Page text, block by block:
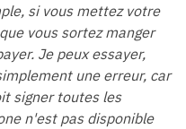
si vous mettez votre
vous sortez manger
Je peux essayer,
une erreur, car
signer toutes les
n'est pas disponible